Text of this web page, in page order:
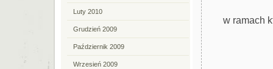
w ramach
Luty 2010
Grudzień 2009
Październik 2009
Wrzesień 2009